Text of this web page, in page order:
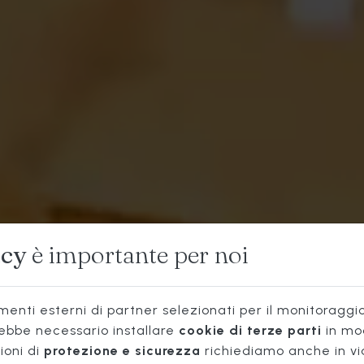
CUCINA
è importante per noi
esterni di partner selezionati per il
necessario installare cookie di terze parti in
di protezione e sicurezza richiediamo anche in